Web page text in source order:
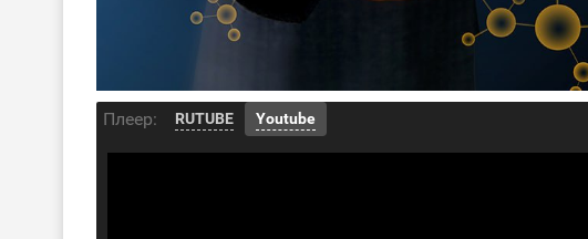
Плеер: RUTUBE Youtube